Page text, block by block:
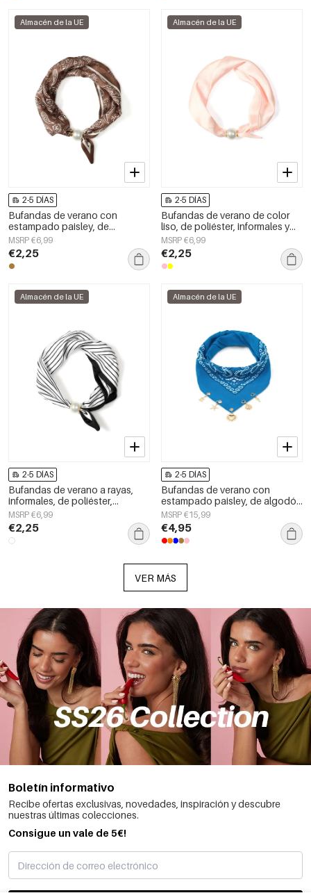
Almacén de la UE
2-5 DÍAS
Bufandas de verano con
estampado paisley, de
poliéster, informales, para uso
diario.
MSRP €6,99
€2,25
Almacén de la UE
2-5 DÍAS
Bufandas de verano de color
liso, de poliéster, informales y
para uso diario.
MSRP €6,99
€2,25
Almacén de la UE
2-5 DÍAS
Bufandas de verano a rayas,
informales, de poliéster,
accesorios para el día a día.
MSRP €6,99
€2,25
Almacén de la UE
2-5 DÍAS
Bufandas de verano con
estampado paisley, de algodón
clásico, accesorios para el día a
día.
MSRP €15,99
€4,95
VER MÁS
Boletín informativo
Recibe ofertas exclusivas, novedades, inspiración y descubre
nuestras últimas colecciones.
Consigue un vale de 5€!